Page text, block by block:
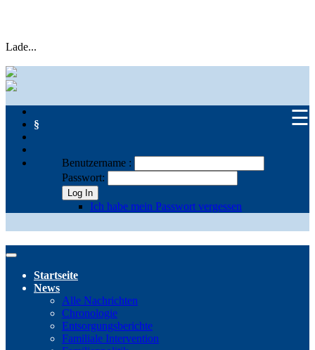
Lade...
☰
§
Benutzername :
Passwort:
Log In
Ich habe mein Passwort vergessen
Startseite
News
Alle Nachrichten
Chronologie
Entsorgungsberichte
Familiale Intervention